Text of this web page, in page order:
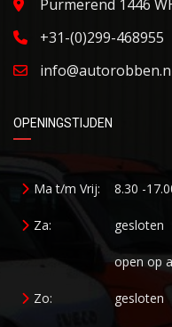
Purmerend 1446
+31-(0)299-468955
OPENINGSTIJDEN
Ma t/m Vrij: 8.30 -
Za: gesloten
open op
Zo: gesloten